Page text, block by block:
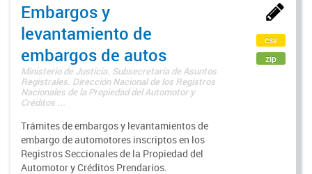
Embargos y
levantamiento de
embargos de autos
Ministerio de Justicia. Subsecretaría de Asuntos
Registrales. Dirección Nacional de los Registros
Nacionales de la Propiedad del Automotor y
Créditos ...
Trámites de embargos y levantamientos de
embargo de automotores inscriptos en los
Registros Seccionales de la Propiedad del
Automotor y Créditos Prendarios.
csv
zip